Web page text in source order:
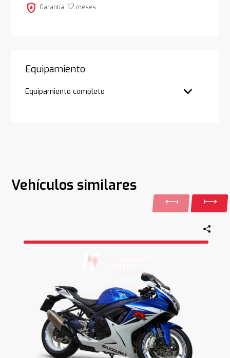
local_police Garantía: 12 meses
Equipamiento
Equipamiento completo
Vehículos similares